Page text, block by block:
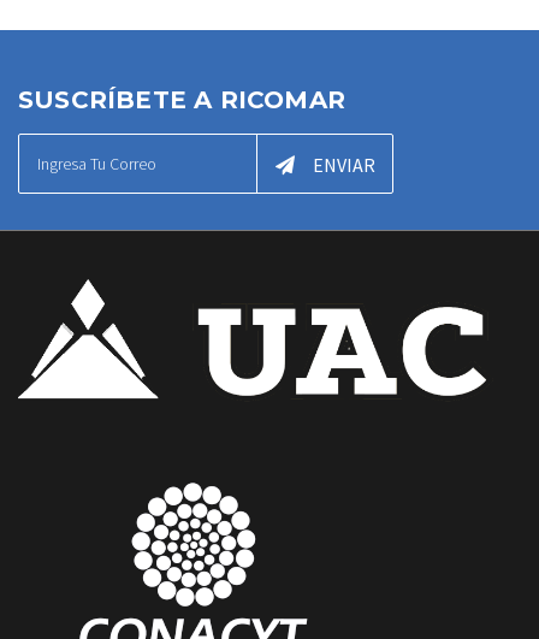
SUSCRÍBETE A RICOMAR
ENVIAR